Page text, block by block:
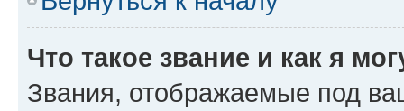
Что такое звание и как я
Звания, отображаемые под